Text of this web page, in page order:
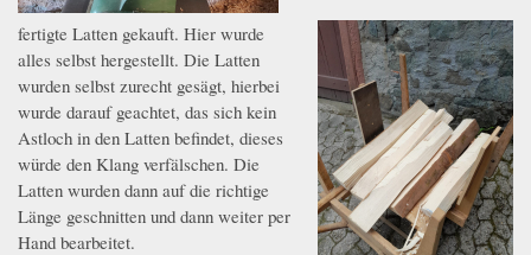
8.jpeg
fertigte Latten gekauft. Hier wurde
alles selbst hergestellt. Die Latten
wurden selbst zurecht gesägt, hierbei
wurde darauf geachtet, das sich kein
Astloch in den Latten befindet, dieses
würde den Klang verfälschen. Die
Latten wurden dann auf die richtige
Länge geschnitten und dann weiter per
Hand bearbeitet.